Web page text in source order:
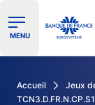
Ouvrir le
MENU
Accueil Jeux